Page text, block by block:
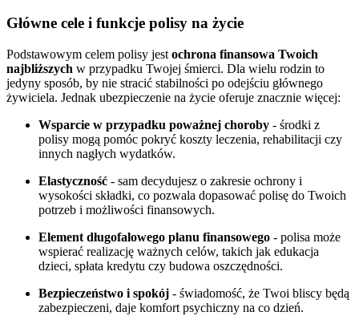
Główne cele i funkcje polisy na życie
Podstawowym celem polisy jest ochrona finansowa Twoich
najbliższych w przypadku Twojej śmierci. Dla wielu rodzin to
jedyny sposób, by nie stracić stabilności po odejściu głównego
żywiciela. Jednak ubezpieczenie na życie oferuje znacznie więcej:
Wsparcie w przypadku poważnej choroby - środki z
polisy mogą pomóc pokryć koszty leczenia, rehabilitacji czy
innych nagłych wydatków.
Elastyczność - sam decydujesz o zakresie ochrony i
wysokości składki, co pozwala dopasować polisę do Twoich
potrzeb i możliwości finansowych.
Element długofalowego planu finansowego - polisa może
wspierać realizację ważnych celów, takich jak edukacja
dzieci, spłata kredytu czy budowa oszczędności.
Bezpieczeństwo i spokój - świadomość, że Twoi bliscy będą
zabezpieczeni, daje komfort psychiczny na co dzień.